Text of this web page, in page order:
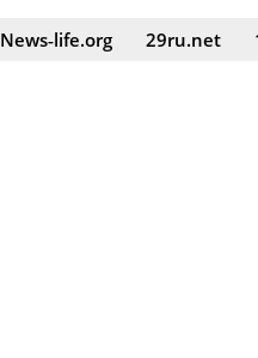
News‑life.org 29ru.net